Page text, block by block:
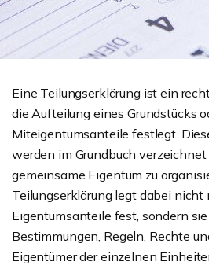
Eine Teilungserklärung ist ein
die Aufteilung eines Grundstücks
Miteigentumsanteile festlegt.
werden im Grundbuch verzeichnet
gemeinsame Eigentum zu
Teilungserklärung legt dabei nicht
Eigentumsanteile fest, sondern
Bestimmungen, Regeln, Rechte
Eigentümer der einzelnen